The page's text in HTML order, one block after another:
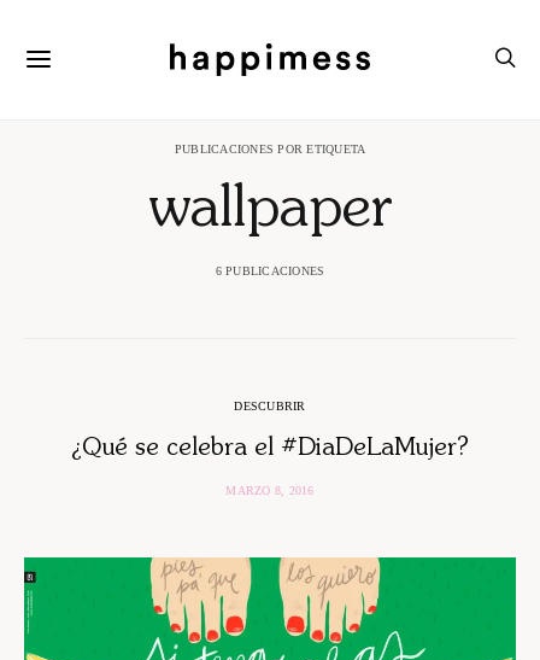
PUBLICACIONES POR ETIQUETA
wallpaper
6 PUBLICACIONES
DESCUBRIR
¿Qué se celebra el #DiaDeLaMujer?
MARZO 8, 2016